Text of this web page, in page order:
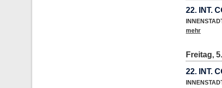
22. INT.
mehr
Freitag,
22. INT.